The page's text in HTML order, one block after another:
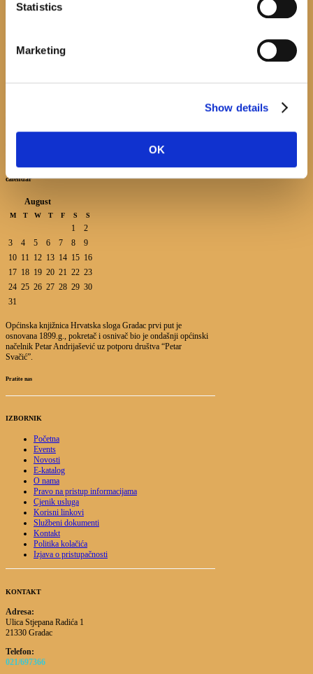
Statistics
Marketing
Show details
OK
Promocija zbirke pjesama "Iz staračkog domau Makarskoj"-poshumno Tihorad
calendar
August
M T W T F S S
1
2
3
4 5 6 7 8
9
10 11 12 13 14 15 16
17 18 19 20 21 22 23
24 25 26 27 28 29 30
31
Općinska knjižnica Hrvatska sloga Gradac prvi put je
osnovana 1899.g., pokretač i osnivač bio je ondašnji općinski
načelnik Petar Andrijašević uz potporu društva “Petar
Svačić”.
Pratite nas
IZBORNIK
Početna
Events
Novosti
E-katalog
O nama
Pravo na pristup informacijama
Cjenik usluga
Korisni linkovi
Službeni dokumenti
Kontakt
Politika kolačića
Izjava o pristupačnosti
KONTAKT
Adresa:
Ulica Stjepana Radića 1
21330 Gradac
Telefon:
021/697366